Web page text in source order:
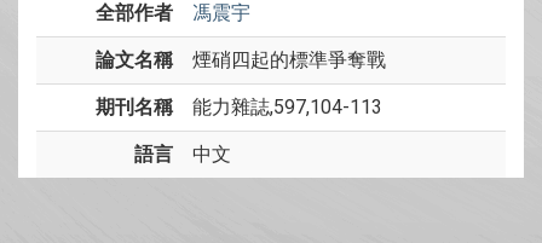
全部作者 馮震宇
論文名稱 煙硝四起的標準爭奪戰
期刊名稱 能力雜誌,597,104-113
語言 中文